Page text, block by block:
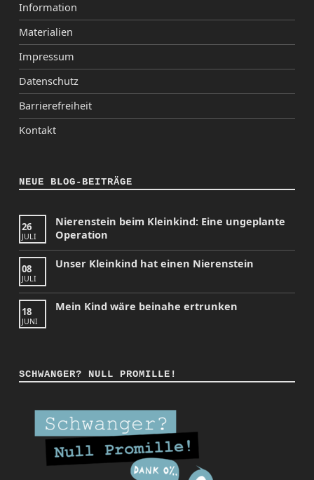
Information
Materialien
Impressum
Datenschutz
Barrierefreiheit
Kontakt
NEUE BLOG-BEITRÄGE
26
JULI
Nierenstein beim Kleinkind: Eine ungeplante
Operation
08
JULI
Unser Kleinkind hat einen Nierenstein
18
JUNI
Mein Kind wäre beinahe ertrunken
SCHWANGER? NULL PROMILLE!